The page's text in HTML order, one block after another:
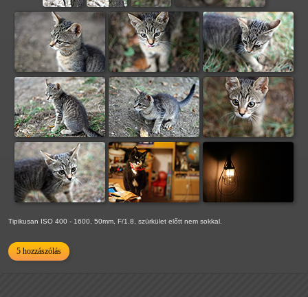
Tipikusan ISO 400 - 1600, 50mm, F/1.8, szürkület előtt nem sokkal.
5 hozzászólás